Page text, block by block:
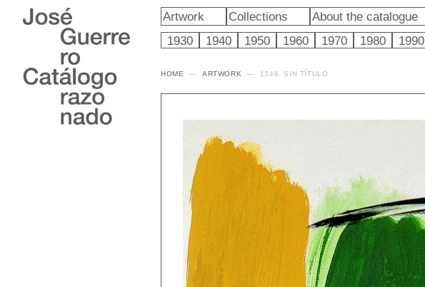
Artwork Collections
About the catalogue
1930
1940 1950 1960 1970 1980 1990
HOME ARTWORK 1346. SIN TÍTULO